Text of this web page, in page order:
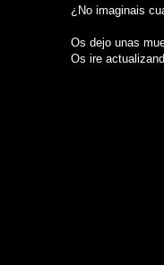
¿No imaginais
Os dejo unas
Os ire